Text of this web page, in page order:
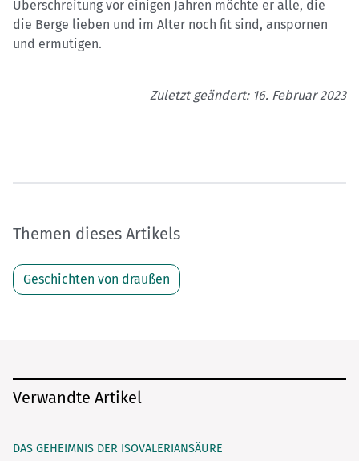
Überschreitung vor einigen Jahren möchte er alle, die
die Berge lieben und im Alter noch fit sind, anspornen
und ermutigen.
Zuletzt geändert: 16. Februar 2023
Themen dieses Artikels
Geschichten von draußen
Verwandte Artikel
DAS GEHEIMNIS DER ISOVALERIANSÄURE